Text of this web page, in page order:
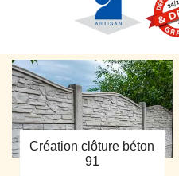
Création clôture béton
91